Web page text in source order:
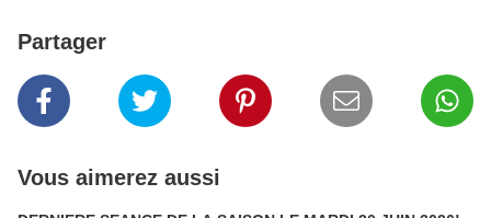
Partager
Vous aimerez aussi